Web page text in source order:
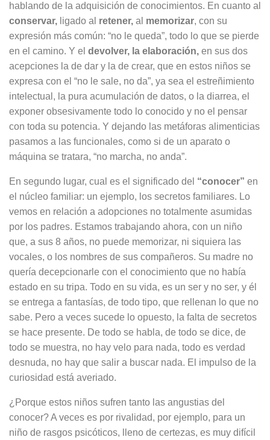
hablando de la adquisición de conocimientos. En cuanto al
conservar, ligado al retener, al memorizar, con su
expresión más común: “no le queda”, todo lo que se pierde
en el camino. Y el devolver, la elaboración, en sus dos
acepciones la de dar y la de crear, que en estos niños se
expresa con el “no le sale, no da”, ya sea el estreñimiento
intelectual, la pura acumulación de datos, o la diarrea, el
exponer obsesivamente todo lo conocido y no el pensar
con toda su potencia. Y dejando las metáforas alimenticias
pasamos a las funcionales, como si de un aparato o
máquina se tratara, “no marcha, no anda”.
En segundo lugar, cual es el significado del “conocer” en
el núcleo familiar: un ejemplo, los secretos familiares. Lo
vemos en relación a adopciones no totalmente asumidas
por los padres. Estamos trabajando ahora, con un niño
que, a sus 8 años, no puede memorizar, ni siquiera las
vocales, o los nombres de sus compañeros. Su madre no
quería decepcionarle con el conocimiento que no había
estado en su tripa. Todo en su vida, es un ser y no ser, y él
se entrega a fantasías, de todo tipo, que rellenan lo que no
sabe. Pero a veces sucede lo opuesto, la falta de secretos
se hace presente. De todo se habla, de todo se dice, de
todo se muestra, no hay velo para nada, todo es verdad
desnuda, no hay que salir a buscar nada. El impulso de la
curiosidad está averiado.
¿Porque estos niños sufren tanto las angustias del
conocer? A veces es por rivalidad, por ejemplo, para un
niño de rasgos psicóticos, lleno de certezas, es muy difícil